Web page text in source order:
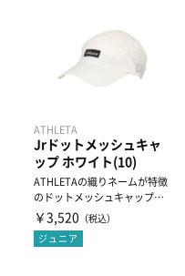
ATHLETA
Jrドットメッシュキャ
ップ ホワイト(10)
ATHLETAの織りネームが特徴
のドットメッシュキャップで
す。通気性に優れたメッ...
￥3,520 （税込）
ジュニア